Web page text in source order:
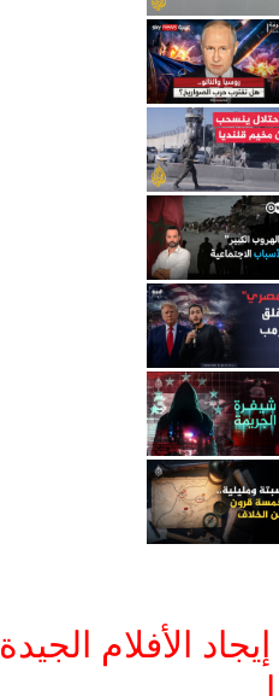
الأفلام الجيدة